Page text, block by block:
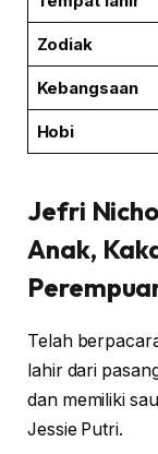
Zodiak
Kebangsaan
Hobi
Jefri
Anak,
Telah
lahir dari
dan memiliki
Jessie Putri.